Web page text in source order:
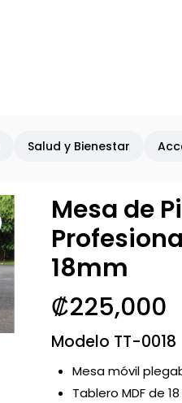
Salud y Bienestar
Mesa de
18mm
₡225,000
Modelo TT-0018
Mesa móvil
Tablero MDF de